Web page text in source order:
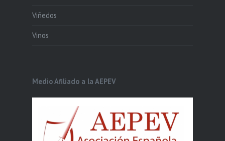
Viñedos
Vinos
Medio Afiliado a la AEPEV